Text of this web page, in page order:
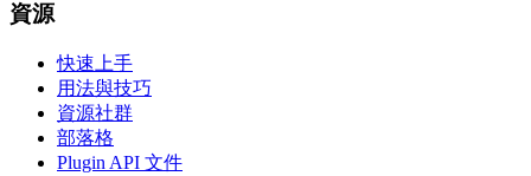
資源
快速上手
用法與技巧
資源社群
部落格
Plugin API 文件